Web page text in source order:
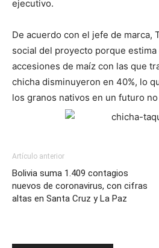
ejecutivo.
De acuerdo con el jefe de marca,
social del proyecto porque
accesiones de maíz con las que
chicha disminuyeron en 40%, lo
los granos nativos en un futuro
Artículo anterior
Bolivia suma 1.409 contagios
nuevos de coronavirus, con cifras
altas en Santa Cruz y La Paz